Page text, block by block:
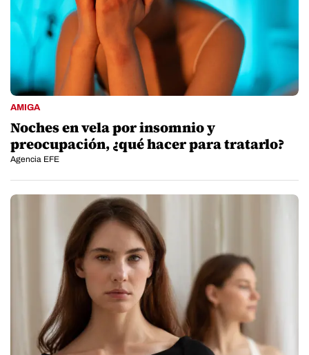
AMIGA
Noches en vela por insomnio y
preocupación, ¿qué hacer para tratarlo?
Agencia EFE